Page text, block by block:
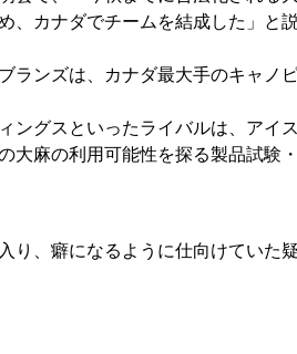
、カナダでチームを結成した」と
ンズは、カナダ最大手のキャノ
ングスといったライバルは、アイ
大麻の利用可能性を探る製品試験
り、癖になるように仕向けていた